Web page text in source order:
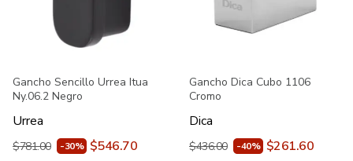
Gancho Sencillo Urrea Itua
Ny.06.2 Negro
Urrea
$781.00 -30% $546.70
Gancho Dica Cubo 1106
Cromo
Dica
$436.00 -40% $261.60